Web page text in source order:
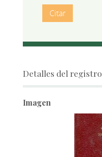
Citar
Detalles del registro
Imagen